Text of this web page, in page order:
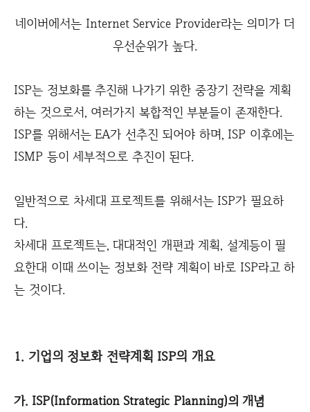
네이버에서는 Internet Service Provider라는 의미가 더
우선순위가 높다.
ISP는 정보화를 추진해 나가기 위한 중장기 전략을 계획
하는 것으로서, 여러가지 복합적인 부분들이 존재한다.
ISP를 위해서는 EA가 선추진 되어야 하며, ISP 이후에는
ISMP 등이 세부적으로 추진이 된다.
일반적으로 차세대 프로젝트를 위해서는 ISP가 필요하
다.
차세대 프로젝트는, 대대적인 개편과 계획, 설계등이 필
요한대 이때 쓰이는 정보화 전략 계획이 바로 ISP라고 하
는 것이다.
1. 기업의 정보화 전략계획 ISP의 개요
가. ISP(Information Strategic Planning)의 개념